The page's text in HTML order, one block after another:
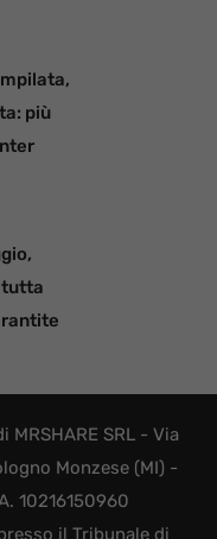
più
tutta
SRL - Via
Monzese (MI) -
10216150960
il Tribunale di